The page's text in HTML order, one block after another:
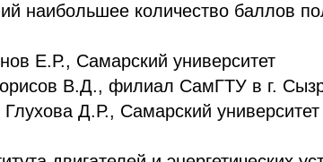
наибольшее количество баллов
Е.Р., Самарский университет
В.Д., филиал СамГТУ в г.
Д.Р., Самарский университет